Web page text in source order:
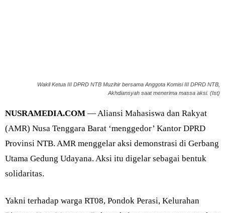
Wakil Ketua III DPRD NTB Muzihir bersama Anggota Komisi III DPRD NTB,
Akhdiansyah saat menerima massa aksi. (Ist)
NUSRAMEDIA.COM — Aliansi Mahasiswa dan Rakyat
(AMR) Nusa Tenggara Barat ‘menggedor’ Kantor DPRD
Provinsi NTB. AMR menggelar aksi demonstrasi di Gerbang
Utama Gedung Udayana. Aksi itu digelar sebagai bentuk
solidaritas.
Yakni terhadap warga RT08, Pondok Perasi, Kelurahan